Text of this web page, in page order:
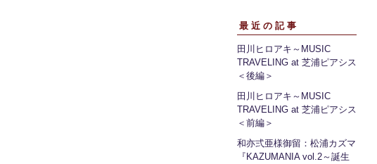
最近の記事
田川ヒロアキ～MUSIC
TRAVELING at 芝浦ピアシス
＜後編＞
田川ヒロアキ～MUSIC
TRAVELING at 芝浦ピアシス
＜前編＞
和亦弍亜様御留：松浦カズマ
『KAZUMANIA vol.2～誕生